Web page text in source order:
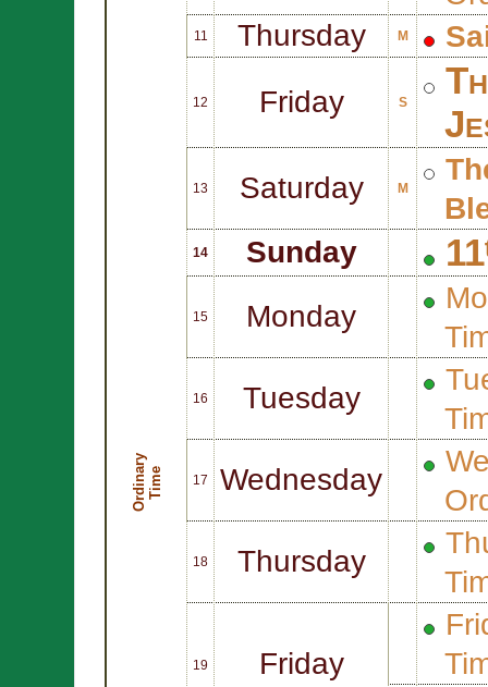
O
r
d
i
na
r
y
T
i
me
11 Thursday M
12 Friday S
13 Saturday M
14 Sunday
15 Monday
16 Tuesday
17 Wednesday
18 Thursday
19 Friday